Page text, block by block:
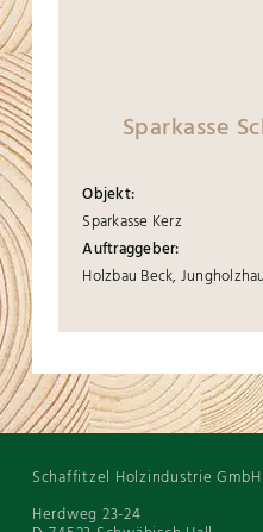
Sparkasse
Objekt:
Sparkasse Kerz
Auftraggeber:
Holzbau Beck,
Schaffitzel Holzindustrie GmbH
Herdweg 23-24